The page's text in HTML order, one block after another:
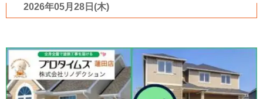
2026年05月28日(木)